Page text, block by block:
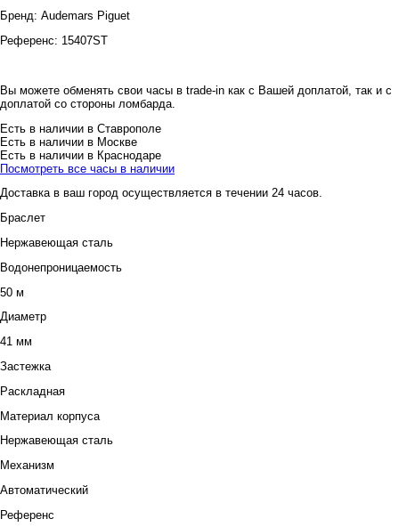
Бренд: Audemars Piguet
Референс: 15407ST
Вы можете обменять свои часы в trade-in как с Вашей доплатой, так и с
доплатой со стороны ломбарда.
Есть в наличии в Ставрополе
Есть в наличии в Москве
Есть в наличии в Краснодаре
Посмотреть все часы в наличии
Доставка в ваш город осуществляется в течении 24 часов.
Браслет
Нержавеющая сталь
Водонепроницаемость
50 м
Диаметр
41 мм
Застежка
Раскладная
Материал корпуса
Нержавеющая сталь
Механизм
Автоматический
Референс